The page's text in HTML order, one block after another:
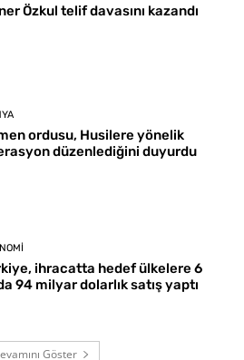
Özkul telif davasını kazandı
ordusu, Husilere yönelik
düzenlediğini duyurdu
ihracatta hedef ülkelere 6
94 milyar dolarlık satış yaptı
Göster